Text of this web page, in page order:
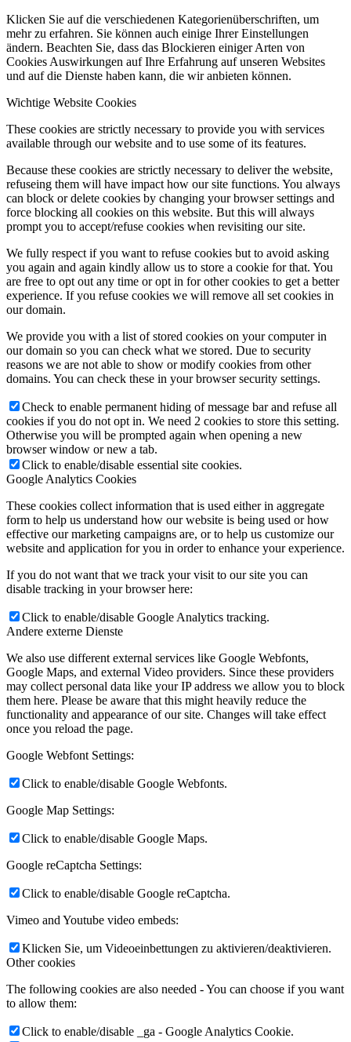
Klicken Sie auf die verschiedenen Kategorienüberschriften, um
mehr zu erfahren. Sie können auch einige Ihrer Einstellungen
ändern. Beachten Sie, dass das Blockieren einiger Arten von
Cookies Auswirkungen auf Ihre Erfahrung auf unseren Websites
und auf die Dienste haben kann, die wir anbieten können.
Wichtige Website Cookies
These cookies are strictly necessary to provide you with services
available through our website and to use some of its features.
Because these cookies are strictly necessary to deliver the website,
refuseing them will have impact how our site functions. You always
can block or delete cookies by changing your browser settings and
force blocking all cookies on this website. But this will always
prompt you to accept/refuse cookies when revisiting our site.
We fully respect if you want to refuse cookies but to avoid asking
you again and again kindly allow us to store a cookie for that. You
are free to opt out any time or opt in for other cookies to get a better
experience. If you refuse cookies we will remove all set cookies in
our domain.
We provide you with a list of stored cookies on your computer in
our domain so you can check what we stored. Due to security
reasons we are not able to show or modify cookies from other
domains. You can check these in your browser security settings.
Check to enable permanent hiding of message bar and refuse all
cookies if you do not opt in. We need 2 cookies to store this setting.
Otherwise you will be prompted again when opening a new
browser window or new a tab.
Click to enable/disable essential site cookies.
Google Analytics Cookies
These cookies collect information that is used either in aggregate
form to help us understand how our website is being used or how
effective our marketing campaigns are, or to help us customize our
website and application for you in order to enhance your experience.
If you do not want that we track your visit to our site you can
disable tracking in your browser here:
Click to enable/disable Google Analytics tracking.
Andere externe Dienste
We also use different external services like Google Webfonts,
Google Maps, and external Video providers. Since these providers
may collect personal data like your IP address we allow you to block
them here. Please be aware that this might heavily reduce the
functionality and appearance of our site. Changes will take effect
once you reload the page.
Google Webfont Settings:
Click to enable/disable Google Webfonts.
Google Map Settings:
Click to enable/disable Google Maps.
Google reCaptcha Settings:
Click to enable/disable Google reCaptcha.
Vimeo and Youtube video embeds:
Klicken Sie, um Videoeinbettungen zu aktivieren/deaktivieren.
Other cookies
The following cookies are also needed - You can choose if you want
to allow them:
Click to enable/disable _ga - Google Analytics Cookie.